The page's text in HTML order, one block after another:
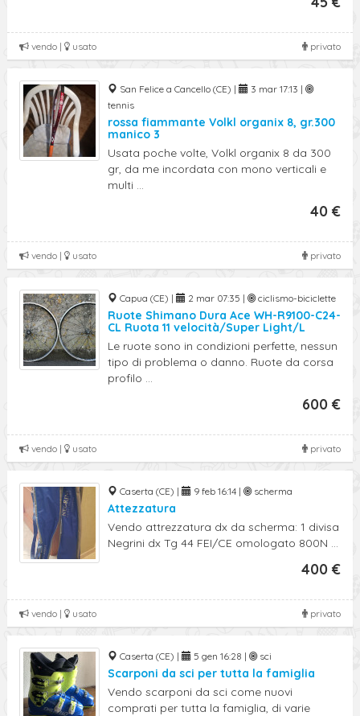
privato
vendo | usato
San Felice a Cancello (CE) |
3 mar 17:13 |
tennis
rossa fiammante Volkl organix 8, gr.300
manico 3
Usata poche volte, Volkl organix 8 da 300
gr, da me incordata con mono verticali e
multi ...
40 €
privato
vendo | usato
Capua (CE) | 2 mar 07:35 | ciclismo-biciclette
Ruote Shimano Dura Ace WH-R9100-C24-
CL Ruota 11 velocità/Super Light/L
Le ruote sono in condizioni perfette, nessun
tipo di problema o danno. Ruote da corsa
profilo ...
600 €
privato
vendo | usato
Caserta (CE) | 9 feb 16:14 | scherma
Attezzatura
Vendo attrezzatura dx da scherma: 1 divisa
Negrini dx Tg 44 FEI/CE omologato 800N ...
400 €
privato
vendo | usato
Caserta (CE) | 5 gen 16:28 | sci
Scarponi da sci per tutta la famiglia
Vendo scarponi da sci come nuovi
comprati per tutta la famiglia, di varie